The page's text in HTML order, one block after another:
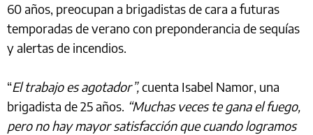
60 años, preocupan a brigadistas de cara a futuras
temporadas de verano con preponderancia de sequías
y alertas de incendios.
“El trabajo es agotador”,cuenta Isabel Namor, una
brigadista de 25 años. “Muchas veces te gana el fuego,
pero no hay mayor satisfacción que cuando logramos